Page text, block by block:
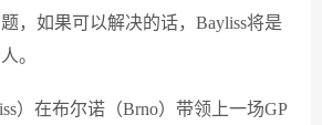
，如果可以解决的话，Bayliss将是
。
）在布尔诺（Brno）带领上一场GP